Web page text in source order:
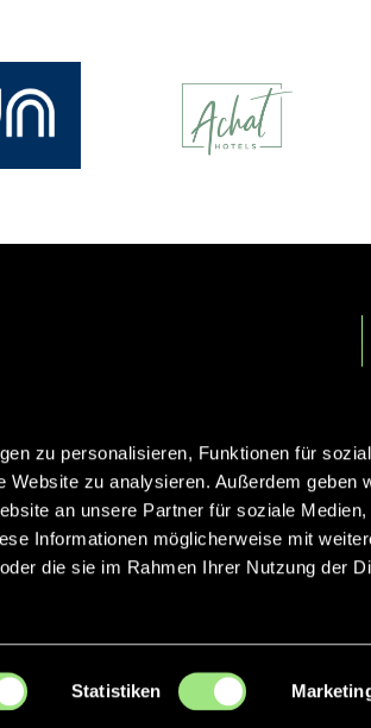
zu personalisieren, Funktionen für
Website zu analysieren. Außerdem geben
an unsere Partner für soziale Medien,
Informationen möglicherweise mit
die sie im Rahmen Ihrer Nutzung der
Statistiken